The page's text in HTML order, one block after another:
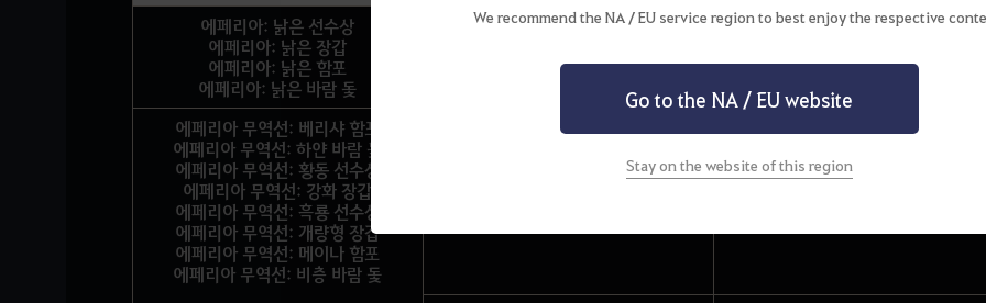
We recommend the NA / EU service region to best enjoy the respective
Go to the NA / EU website
Stay on the website of this region
에페리아: 낡은 선수상
에페리아: 낡은 장갑
에페리아: 낡은 함포
에페리아: 낡은 바람 돛
에페리아 무역선: 베리샤 함포
에페리아 무역선: 하얀 바람 돛
에페리아 무역선: 황동 선수상
에페리아 무역선: 강화 장갑
에페리아 무역선: 흑룡 선수상
에페리아 무역선: 개량형 장갑
에페리아 무역선: 메이나 함포
에페리아 무역선: 비층 바람 돛